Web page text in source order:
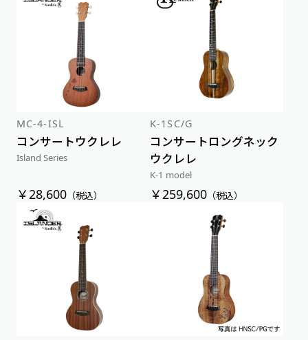
MC-4-ISL
コンサートウクレレ
Island Series
￥28,600（税込）
K-1SC/G
コンサートロングネック
ウクレレ
K-1 model
￥259,600 （税込）